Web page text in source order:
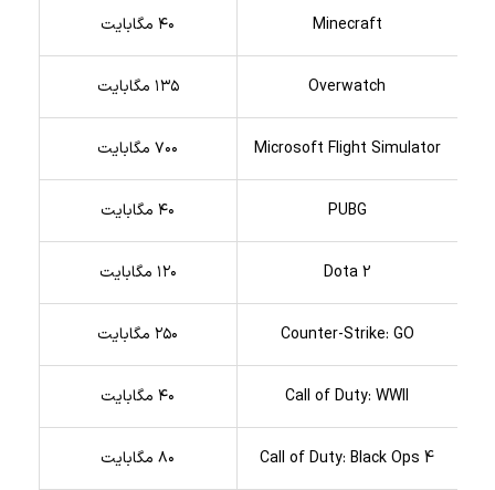
Minecraft ۴۰ مگابایت
Overwatch ۱۳۵ مگابایت
Microsoft Flight Simulator ۷۰۰ مگابایت
PUBG ۴۰ مگابایت
Dota 2 ۱۲۰ مگابایت
Counter-Strike: GO ۲۵۰ مگابایت
Call of Duty: WWII ۴۰ مگابایت
Call of Duty: Black Ops 4 ۸۰ مگابایت